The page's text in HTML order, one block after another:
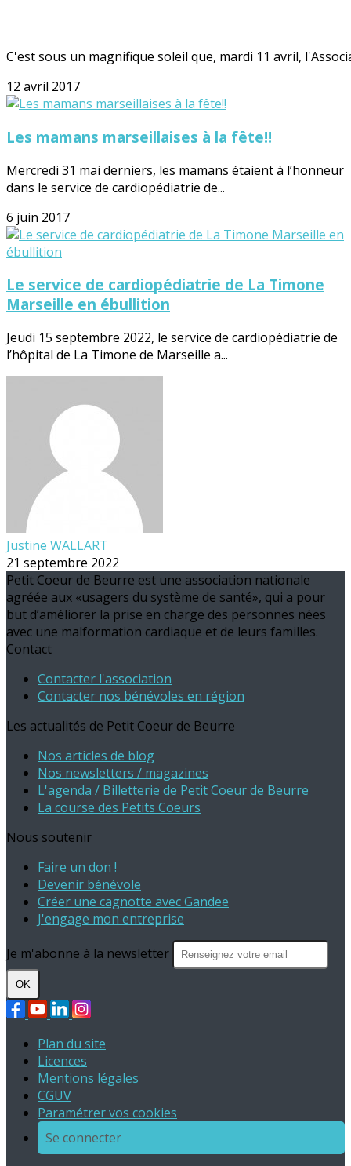
C'est sous un magnifique soleil que, mardi 11 avril,
12 avril 2017
Les mamans marseillaises à la fête!!
Mercredi 31 mai derniers, les mamans étaient à l’honneur
dans le service de cardiopédiatrie de...
6 juin 2017
Le service de cardiopédiatrie de La Timone
Marseille en ébullition
Jeudi 15 septembre 2022, le service de cardiopédiatrie de
l’hôpital de La Timone de Marseille a...
Justine WALLART
21 septembre 2022
Petit Coeur de Beurre est une association nationale
agréée aux «usagers du système de santé», qui a pour
but d’améliorer la prise en charge des personnes nées
avec une malformation cardiaque et de leurs familles.
Contact
Contacter l'association
Contacter nos bénévoles en région
Les actualités de Petit Coeur de Beurre
Nos articles de blog
Nos newsletters / magazines
L'agenda / Billetterie de Petit Coeur de Beurre
La course des Petits Coeurs
Nous soutenir
Faire un don !
Devenir bénévole
Créer une cagnotte avec Gandee
J'engage mon entreprise
Je m'abonne à la newsletter
OK
Plan du site
Licences
Mentions légales
CGUV
Paramétrer vos cookies
Se connecter